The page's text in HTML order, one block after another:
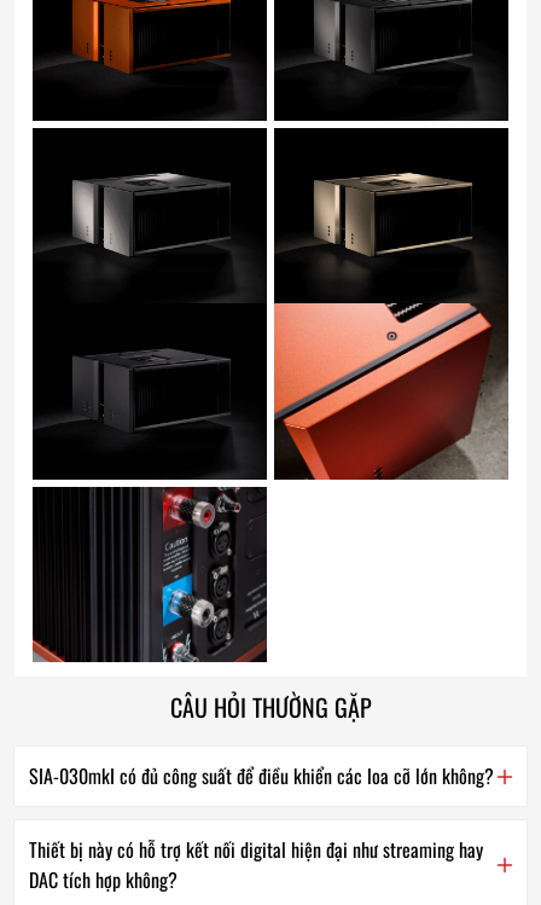
CÂU HỎI THƯỜNG GẶP
SIA-030mkI có đủ công suất để điều khiển các loa cỡ lớn không?
Thiết bị này có hỗ trợ kết nối digital hiện đại như streaming hay
DAC tích hợp không?